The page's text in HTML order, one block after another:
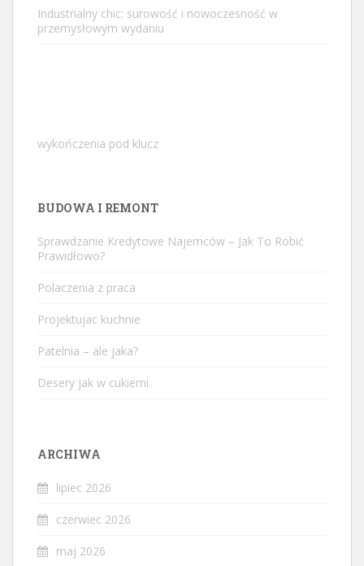
Industrialny chic: surowość i nowoczesność w
przemysłowym wydaniu
wykończenia pod klucz
BUDOWA I REMONT
Sprawdzanie Kredytowe Najemców – Jak To Robić
Prawidłowo?
Polaczenia z praca
Projektujac kuchnie
Patelnia – ale jaka?
Desery jak w cukierni
ARCHIWA
lipiec 2026
czerwiec 2026
maj 2026